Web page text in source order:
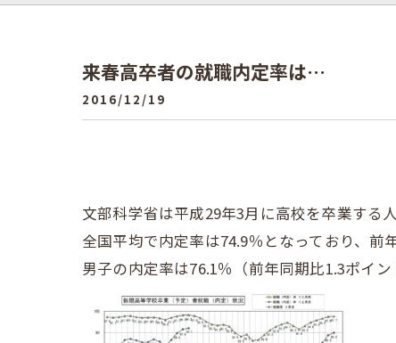
来春高卒者の就職内定率は…
2016/12/19
文部科学省は平成29年3月に高校を卒業する
全国平均で内定率は74.9％となっており、前
男子の内定率は76.1％（前年同期比1.3ポイ